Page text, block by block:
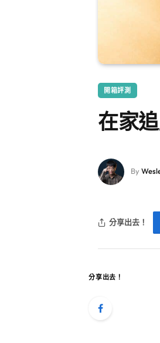
開箱評測
在家
By
分享出去！
分享出去！